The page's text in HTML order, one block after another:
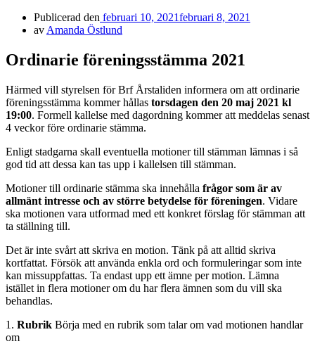
Publicerad den februari 10, 2021februari 8, 2021
av Amanda Östlund
Ordinarie föreningsstämma 2021
Härmed vill styrelsen för Brf Årstaliden informera om att ordinarie
föreningsstämma kommer hållas torsdagen den 20 maj 2021 kl
19:00. Formell kallelse med dagordning kommer att meddelas senast
4 veckor före ordinarie stämma.
Enligt stadgarna skall eventuella motioner till stämman lämnas i så
god tid att dessa kan tas upp i kallelsen till stämman.
Motioner till ordinarie stämma ska innehålla frågor som är av
allmänt intresse och av större betydelse för föreningen. Vidare
ska motionen vara utformad med ett konkret förslag för stämman att
ta ställning till.
Det är inte svårt att skriva en motion. Tänk på att alltid skriva
kortfattat. Försök att använda enkla ord och formuleringar som inte
kan missuppfattas. Ta endast upp ett ämne per motion. Lämna
istället in flera motioner om du har flera ämnen som du vill ska
behandlas.
1. Rubrik Börja med en rubrik som talar om vad motionen handlar
om